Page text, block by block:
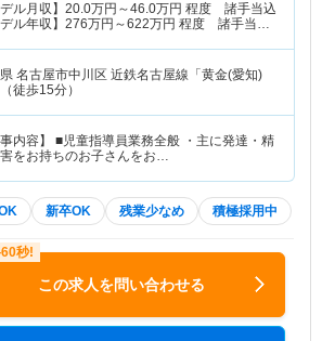
デル月収】 20.0万円～46.0万円 程度 諸手当込
デル年収】 276万円～622万円 程度 諸手当・
名古屋市中川区 近鉄名古屋線「黄金(愛知)
徒歩15分）
事内容】 ■児童指導員業務全般 ・主に発達・精
をお持ちのお子さんをお…
新卒OK 残業少なめ 積極採用中
この求人を問い合わせる